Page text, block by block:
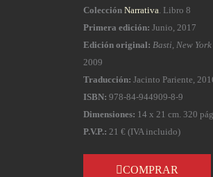
Colección Narrativa . Libro 8
Primera edición: Junio, 2017
Edición original: Basti, New
2009
Traducción: Jacinto Pariente,
ISBN: 978-84-944909-8-9
Dimensiones: 14 x 21 cm. 320
P.V.P.: 21 € (IVA incluido)
COMPRAR